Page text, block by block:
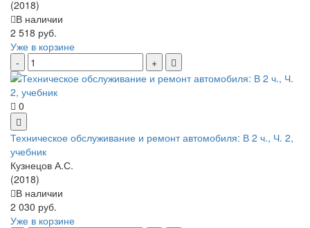
(2018)
В наличии
2 518 руб.
Уже в корзине
0
Техническое обслуживание и ремонт автомобиля: В 2 ч., Ч. 2,
учебник
Кузнецов А.С.
(2018)
В наличии
2 030 руб.
Уже в корзине